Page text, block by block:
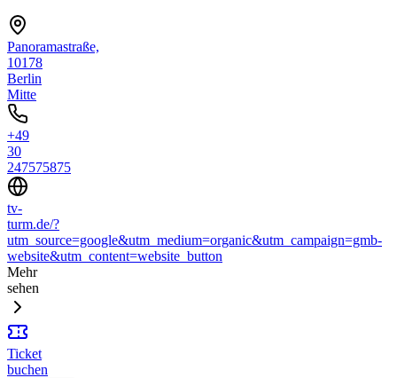
Panoramastraße,
10178
Berlin
Mitte
+49
30
247575875
tv-
turm.de/?
utm_source=google&utm_medium=organic&utm_campaign=gmb-
website&utm_content=website_button
Mehr
sehen
Ticket
buchen